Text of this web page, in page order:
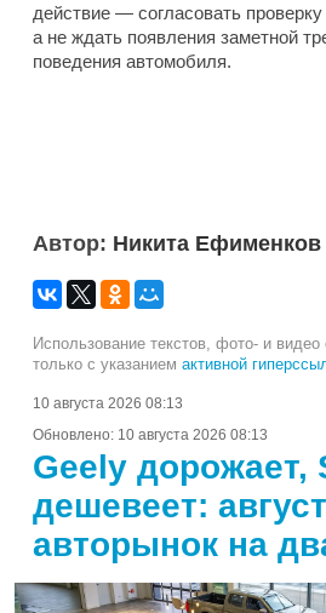
действие — согласовать
а не ждать появления заметной
поведения автомобиля.
Автор: Никита Ефименков
Использование текстов, фото- и видео
только с указанием активной
10 августа 2026 08:13
Обновлено: 10 августа 2026 08:13
Geely дорожает,
дешевеет:
авторынок на